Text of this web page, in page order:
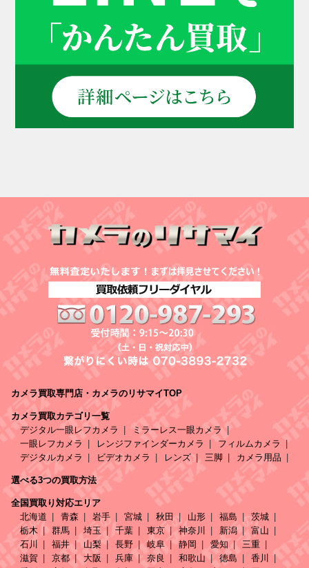
カメラ買取専門店・カメラのリサマイTOP
カメラ買取カテゴリ一覧
デジタル一眼レフカメラ
ミラーレス一眼カメラ
一眼レフカメラ
レンジファインダーカメラ
フィルムカメラ
デジタルカメラ
ビデオカメラ レンズ 三脚 カメラ用品
選べる3つの買取方法
全国買取り対応エリア
北海道
青森 岩手 宮城 秋田 山形 福島
茨城
栃木
群馬 埼玉 千葉 東京 神奈川 新潟
富山
石川
福井 山梨 長野 岐阜 静岡 愛知
三重
滋賀
京都 大阪 兵庫 奈良 和歌山 徳島
香川